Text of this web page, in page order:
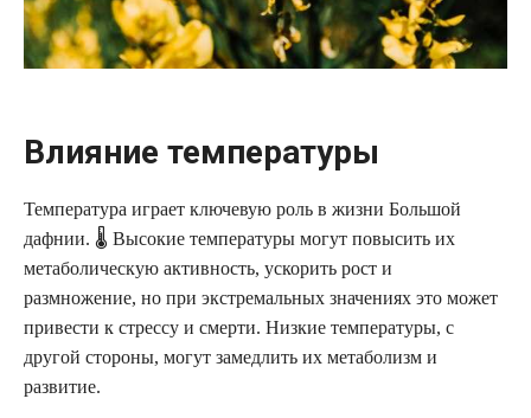
Влияние температуры
Температура играет ключевую роль в жизни Большой
дафнии. 🌡️ Высокие температуры могут повысить их
метаболическую активность, ускорить рост и
размножение, но при экстремальных значениях это может
привести к стрессу и смерти. Низкие температуры, с
другой стороны, могут замедлить их метаболизм и
развитие.